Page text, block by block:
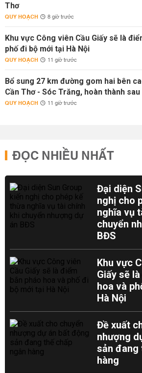
Thơ
QUY HOẠCH 8 giờ trước
Khu vực Công viên Cầu Giấy sẽ là
phố đi bộ mới tại Hà Nội
QUY HOẠCH 11 giờ trước
Bổ sung 27 km đường gom hai bên
Cần Thơ - Sóc Trăng, hoàn thành
QUY HOẠCH 11 giờ trước
ĐỌC NHIỀU NHẤT
Đại diện
nghị cho
nghĩa vụ
chuyển
BĐS
Khu vực
Giấy sẽ
hoa và
Hà Nội
Đề xuất
nhượng
sản đang
hàng